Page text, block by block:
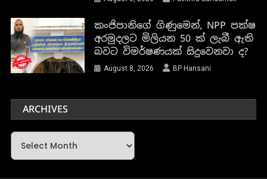
කංජිපානිගේ ගිණුමෙන්, NPP පක්ෂ
අරමුදලට මිලියන 50 ක් ලැබී ඇති
බවට විමර්ෂණයක් සිදුවෙනවා ද?
August 8, 2026 BP Hansani
ARCHIVES
Archives